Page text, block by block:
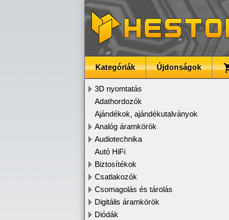
Kategóriák Újdonságok
3D nyomtatás
Adathordozók
Ajándékok, ajándékutalványok
Analóg áramkörök
Audiotechnika
Autó HiFi
Biztosítékok
Csatlakozók
Csomagolás és tárolás
Digitális áramkörök
Diódák